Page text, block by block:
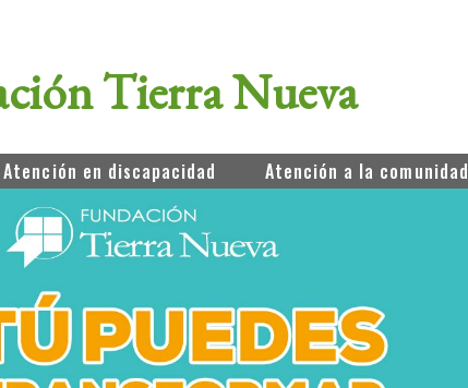
Tierra Nueva
Atención en discapacidad Atención a la comunidad